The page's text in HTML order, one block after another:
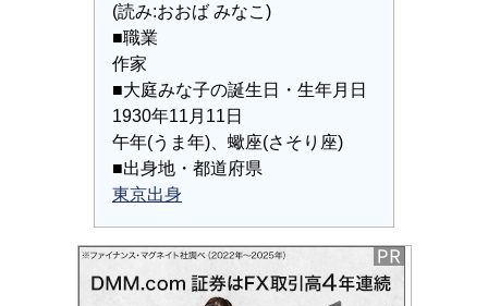
(読み:おおば みなこ)
■職業
作家
■大庭みな子の誕生日・生年月日
1930年11月11日
午年(うま年)、蠍座(さそり座)
■出身地・都道府県
東京出身